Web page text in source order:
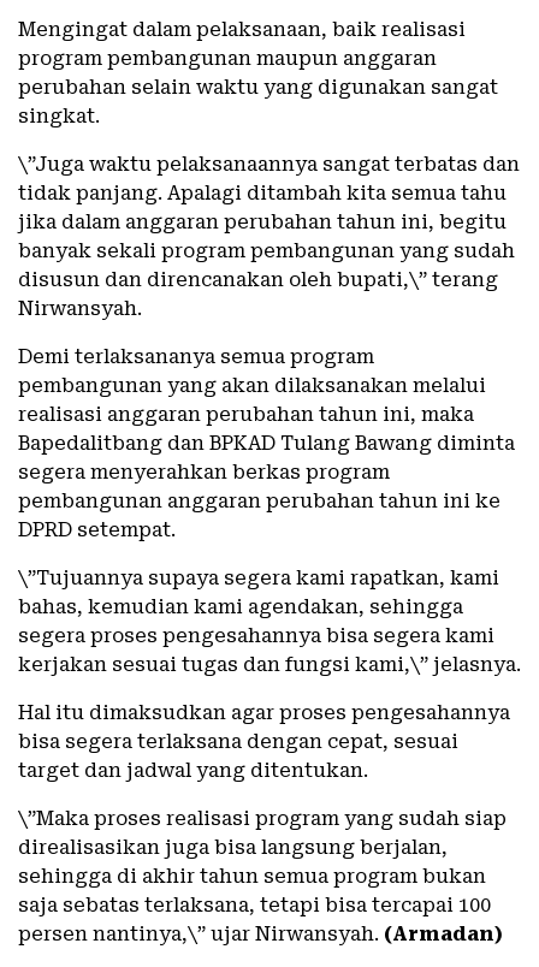
Mengingat dalam pelaksanaan, baik realisasi
program pembangunan maupun anggaran
perubahan selain waktu yang digunakan sangat
singkat.
\”Juga waktu pelaksanaannya sangat terbatas dan
tidak panjang. Apalagi ditambah kita semua tahu
jika dalam anggaran perubahan tahun ini, begitu
banyak sekali program pembangunan yang sudah
disusun dan direncanakan oleh bupati,\” terang
Nirwansyah.
Demi terlaksananya semua program
pembangunan yang akan dilaksanakan melalui
realisasi anggaran perubahan tahun ini, maka
Bapedalitbang dan BPKAD Tulang Bawang diminta
segera menyerahkan berkas program
pembangunan anggaran perubahan tahun ini ke
DPRD setempat.
\”Tujuannya supaya segera kami rapatkan, kami
bahas, kemudian kami agendakan, sehingga
segera proses pengesahannya bisa segera kami
kerjakan sesuai tugas dan fungsi kami,\” jelasnya.
Hal itu dimaksudkan agar proses pengesahannya
bisa segera terlaksana dengan cepat, sesuai
target dan jadwal yang ditentukan.
\”Maka proses realisasi program yang sudah siap
direalisasikan juga bisa langsung berjalan,
sehingga di akhir tahun semua program bukan
saja sebatas terlaksana, tetapi bisa tercapai 100
persen nantinya,\” ujar Nirwansyah. (Armadan)